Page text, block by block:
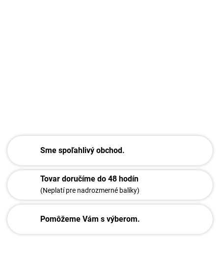
Sme spoľahlivý obchod.
Tovar doručíme do 48 hodín
(Neplatí pre nadrozmerné balíky)
Pomôžeme Vám s výberom.